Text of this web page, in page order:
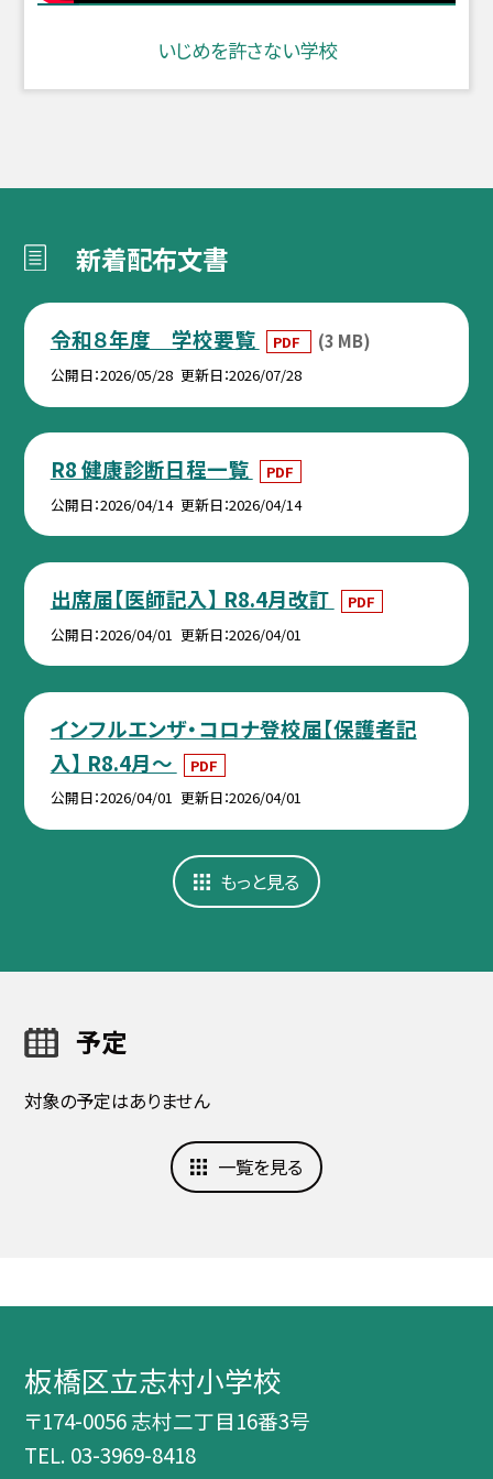
いじめを許さない学校
新着配布文書
令和８年度 学校要覧 PDF (3 MB)
公開日 2026/05/28 更新日 2026/07/28
R8 健康診断日程一覧
PDF
公開日 2026/04/14 更新日 2026/04/14
出席届【医師記入】 R8.4月改訂
PDF
公開日 2026/04/01 更新日 2026/04/01
インフルエンザ・コロナ登校届【保護者記
入】 R8.4月～
PDF
公開日 2026/04/01 更新日 2026/04/01
もっと見る
予定
対象の予定はありません
一覧を見る
板橋区立志村小学校
〒174-0056 志村二丁目16番3号
TEL. 03-3969-8418